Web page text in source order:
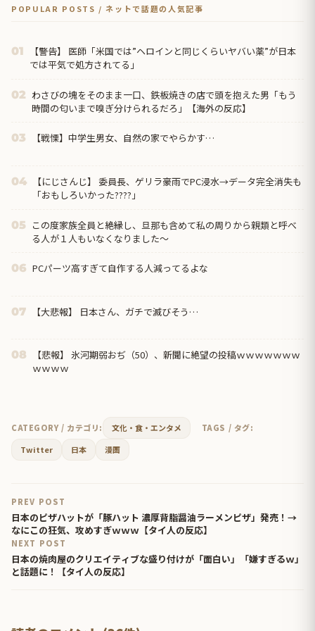
POPULAR POSTS / ネットで話題の人気記事
01
【警告】 医師「米国では”ヘロインと同じくらいヤバい薬”が日本
では平気で処方されてる」
02 わさびの塊をそのまま一口、鉄板焼きの店で頭を抱えた男「もう
時間の匂いまで嗅ぎ分けられるだろ」【海外の反応】
03 【戦慄】中学生男女、自然の家でやらかす…
04
【にじさんじ】 委員長、ゲリラ豪雨でPC浸水→データ完全消失も
「おもしろいかった????」
05 この度家族全員と絶縁し、旦那も含めて私の周りから親類と呼べ
る人が１人もいなくなりました～
06 PCパーツ高すぎて自作する人減ってるよな
07 【大悲報】 日本さん、ガチで滅びそう…
08
【悲報】 氷河期弱おぢ（50）、新聞に絶望の投稿ｗｗｗｗｗｗｗ
ｗｗｗｗ
CATEGORY / カテゴリ: 文化・食・エンタメ
TAGS / タグ:
Twitter
日本 漫画
PREV POST
日本のピザハットが「豚ハット 濃厚背脂醤油ラーメンピザ」発売！→
なにこの狂気、攻めすぎｗｗｗ【タイ人の反応】
NEXT POST
日本の焼肉屋のクリエイティブな盛り付けが「面白い」「嫌すぎるｗ」
と話題に！【タイ人の反応】